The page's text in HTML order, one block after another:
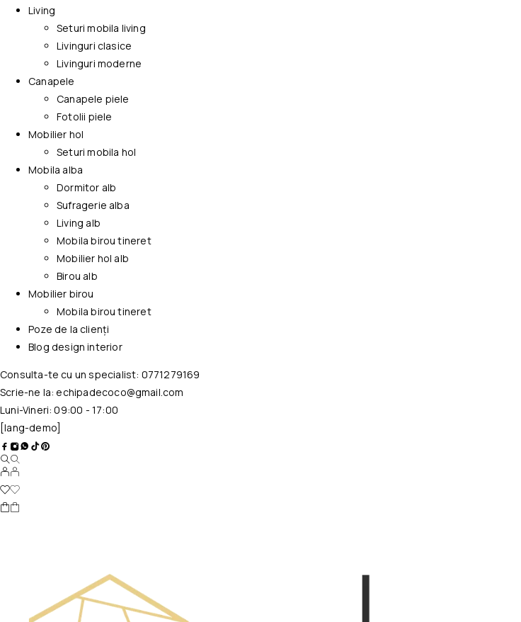
Living
Seturi mobila living
Livinguri clasice
Livinguri moderne
Canapele
Canapele piele
Fotolii piele
Mobilier hol
Seturi mobila hol
Mobila alba
Dormitor alb
Sufragerie alba
Living alb
Mobila birou tineret
Mobilier hol alb
Birou alb
Mobilier birou
Mobila birou tineret
Poze de la clienți
Blog design interior
Consulta-te cu un specialist: 0771279169
Scrie-ne la:echipadecoco@gmail.com
Luni-Vineri: 09:00 - 17:00
[lang-demo]